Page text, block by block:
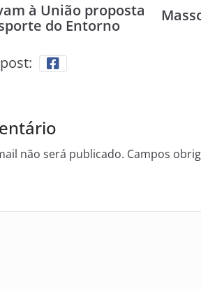
à União proposta
do Entorno
não será publicado. Campos